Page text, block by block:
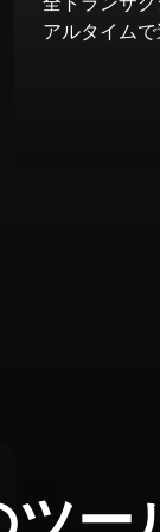
アルタイム